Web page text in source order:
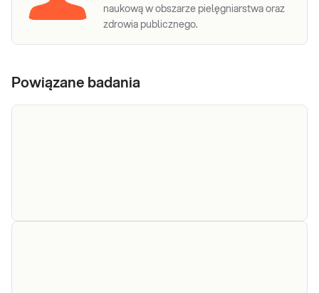
naukową w obszarze pielęgniarstwa oraz
zdrowia publicznego.
Powiązane badania